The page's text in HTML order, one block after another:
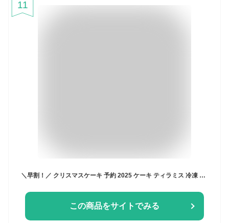
11
＼早割！／ クリスマスケーキ 予約 2025 ケーキ ティラミス 冷凍 お取り寄せ ココア コーヒー チョコレート ティラミスチョコ ティラミスケーキ 4号 2人 3人 スイーツ お菓子 洋菓子 可愛い かわいい おしゃれ おいもや
この商品をサイトでみる